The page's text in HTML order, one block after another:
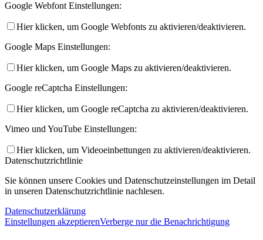
Google Webfont Einstellungen:
Hier klicken, um Google Webfonts zu aktivieren/deaktivieren.
Google Maps Einstellungen:
Hier klicken, um Google Maps zu aktivieren/deaktivieren.
Google reCaptcha Einstellungen:
Hier klicken, um Google reCaptcha zu aktivieren/deaktivieren.
Vimeo und YouTube Einstellungen:
Hier klicken, um Videoeinbettungen zu aktivieren/deaktivieren.
Datenschutzrichtlinie
Sie können unsere Cookies und Datenschutzeinstellungen im Detail
in unseren Datenschutzrichtlinie nachlesen.
Datenschutzerklärung
Einstellungen akzeptierenVerberge nur die Benachrichtigung